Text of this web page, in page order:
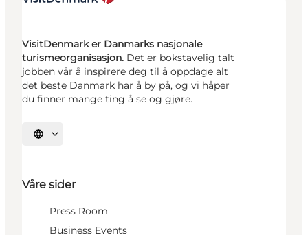
VisitDenmark er Danmarks nasjonale
turismeorganisasjon. Det er bokstavelig talt
jobben vår å inspirere deg til å oppdage alt
det beste Danmark har å by på, og vi håper
du finner mange ting å se og gjøre.
Velg språk
Våre sider
Press Room
Business Events